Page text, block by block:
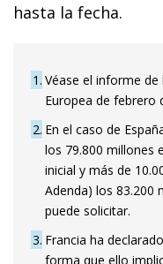
hasta la fecha.
1 Véase el informe
Europea de febrero
2 En el caso de
los 79.800 millones
inicial y más de
Adenda) los 83.200
puede solicitar.
3 Francia ha
forma que ello